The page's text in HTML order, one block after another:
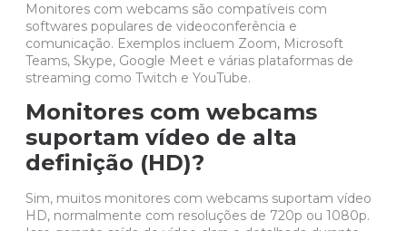
Monitores com webcams são compatíveis com
softwares populares de videoconferência e
comunicação. Exemplos incluem Zoom, Microsoft
Teams, Skype, Google Meet e várias plataformas de
streaming como Twitch e YouTube.
Monitores com webcams
suportam vídeo de alta
definição (HD)?
Sim, muitos monitores com webcams suportam vídeo
HD, normalmente com resoluções de 720p ou 1080p.